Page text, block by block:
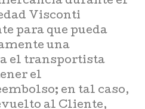
Visconti
para que pueda
una
el transportista
el
en tal caso,
al Cliente,